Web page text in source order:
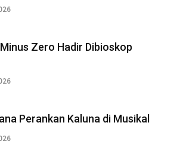
Zero Hadir Dibioskop
Perankan Kaluna di Musikal